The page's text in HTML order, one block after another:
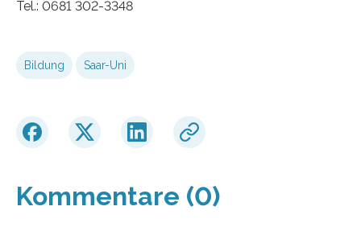
Tel.: 0681 302-3348
Bildung Saar-Uni
Kommentare (0)